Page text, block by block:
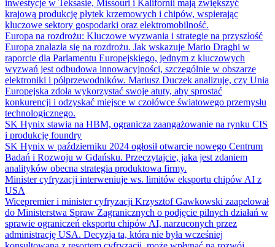
inwestycje w Teksasie, Missouri i Kalifornii mają zwiększyć
krajową produkcję płytek krzemowych i chipów, wspierając
kluczowe sektory gospodarki oraz elektromobilność.
Europa na rozdrożu: Kluczowe wyzwania i strategie na przyszłość
Europa znalazła się na rozdrożu. Jak wskazuje Mario Draghi w
raporcie dla Parlamentu Europejskiego, jednym z kluczowych
wyzwań jest odbudowa innowacyjności, szczególnie w obszarze
elektroniki i półprzewodników. Mariusz Duczek analizuje, czy Unia
Europejska zdoła wykorzystać swoje atuty, aby sprostać
konkurencji i odzyskać miejsce w czołówce światowego przemysłu
technologicznego.
SK Hynix stawia na HBM, ogranicza zaangażowanie na rynku CIS
i produkcję foundry
SK Hynix w październiku 2024 ogłosił otwarcie nowego Centrum
Badań i Rozwoju w Gdańsku. Przeczytajcie, jaka jest zdaniem
analityków obecna strategia produktowa firmy.
Minister cyfryzacji interweniuje ws. limitów eksportu chipów AI z
USA
Wicepremier i minister cyfryzacji Krzysztof Gawkowski zaapelował
do Ministerstwa Spraw Zagranicznych o podjęcie pilnych działań w
sprawie ograniczeń eksportu chipów AI, narzuconych przez
administrację USA. Decyzja ta, która nie była wcześniej